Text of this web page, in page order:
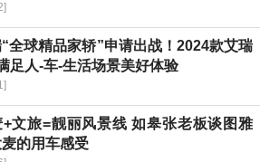
全球精品家轿”申请出战！2024款艾瑞
足人-车-生活场景美好体验
+文旅=靓丽风景线 如皋张老板谈图雅
的用车感受